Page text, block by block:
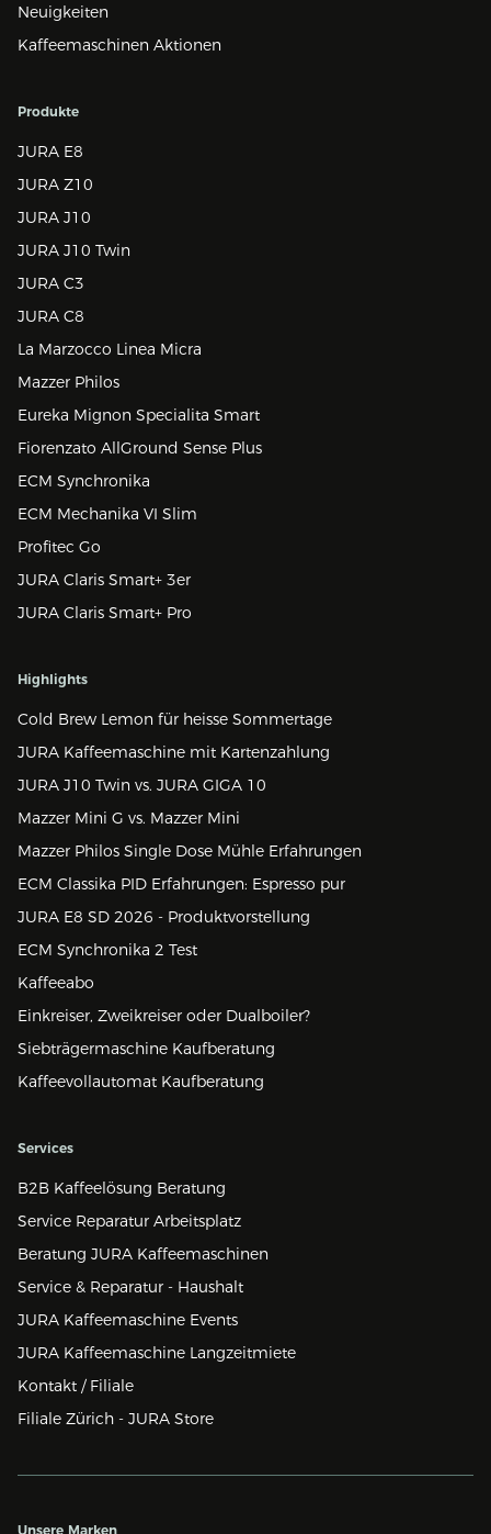
Neuigkeiten
Kaffeemaschinen Aktionen
Produkte
JURA E8
JURA Z10
JURA J10
JURA J10 Twin
JURA C3
JURA C8
La Marzocco Linea Micra
Mazzer Philos
Eureka Mignon Specialita Smart
Fiorenzato AllGround Sense Plus
ECM Synchronika
ECM Mechanika VI Slim
Profitec Go
JURA Claris Smart+ 3er
JURA Claris Smart+ Pro
Highlights
Cold Brew Lemon für heisse Sommertage
JURA Kaffeemaschine mit Kartenzahlung
JURA J10 Twin vs. JURA GIGA 10
Mazzer Mini G vs. Mazzer Mini
Mazzer Philos Single Dose Mühle Erfahrungen
ECM Classika PID Erfahrungen: Espresso pur
JURA E8 SD 2026 - Produktvorstellung
ECM Synchronika 2 Test
Kaffeeabo
Einkreiser, Zweikreiser oder Dualboiler?
Siebträgermaschine Kaufberatung
Kaffeevollautomat Kaufberatung
Services
B2B Kaffeelösung Beratung
Service Reparatur Arbeitsplatz
Beratung JURA Kaffeemaschinen
Service & Reparatur - Haushalt
JURA Kaffeemaschine Events
JURA Kaffeemaschine Langzeitmiete
Kontakt / Filiale
Filiale Zürich - JURA Store
Unsere Marken